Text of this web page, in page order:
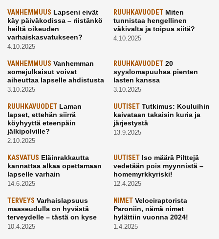
VANHEMMUUS Lapseni eivät
käy päiväkodissa – riistänkö
heiltä oikeuden
varhaiskasvatukseen?
4.10.2025
RUUHKAVUODETMiten
tunnistaa hengellinen
väkivalta ja toipua siitä?
4.10.2025
VANHEMMUUS Vanhemman
somejulkaisut voivat
aiheuttaa lapselle ahdistusta
3.10.2025
RUUHKAVUODET20
syyslomapuuhaa pienten
lasten kanssa
3.10.2025
RUUHKAVUODET Laman
lapset, ettehän siirrä
köyhyyttä eteenpäin
jälkipolville?
2.10.2025
UUTISETTutkimus: Kouluihin
kaivataan takaisin kuria ja
järjestystä
13.9.2025
KASVATUS Eläinrakkautta
kannattaa alkaa opettamaan
lapselle varhain
14.6.2025
UUTISETIso määrä Pilttejä
vedetään pois myynnistä –
homemyrkkyriski!
12.4.2025
TERVEYS Varhaislapsuus
maaseudulla on hyvästä
terveydelle – tästä on kyse
10.4.2025
NIMETVelociraptorista
Paroniin, nämä nimet
hylättiin vuonna 2024!
1.4.2025